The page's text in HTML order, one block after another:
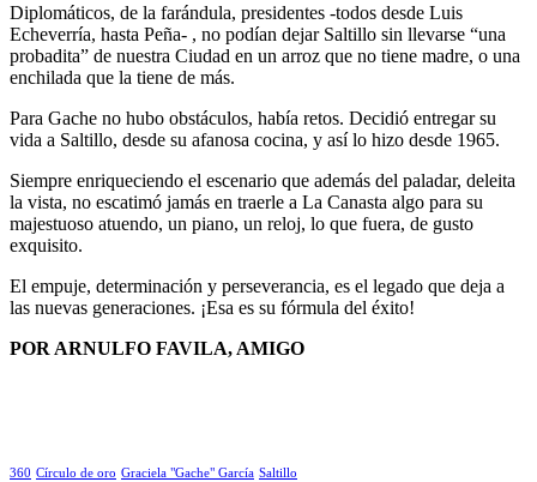
Diplomáticos, de la farándula, presidentes -todos desde Luis
Echeverría, hasta Peña- , no podían dejar Saltillo sin llevarse “una
probadita” de nuestra Ciudad en un arroz que no tiene madre, o una
enchilada que la tiene de más.
Para Gache no hubo obstáculos, había retos. Decidió entregar su
vida a Saltillo, desde su afanosa cocina, y así lo hizo desde 1965.
Siempre enriqueciendo el escenario que además del paladar, deleita
la vista, no escatimó jamás en traerle a La Canasta algo para su
majestuoso atuendo, un piano, un reloj, lo que fuera, de gusto
exquisito.
El empuje, determinación y perseverancia, es el legado que deja a
las nuevas generaciones. ¡Esa es su fórmula del éxito!
POR ARNULFO FAVILA, AMIGO
360 Círculo de oro Graciela "Gache" García Saltillo